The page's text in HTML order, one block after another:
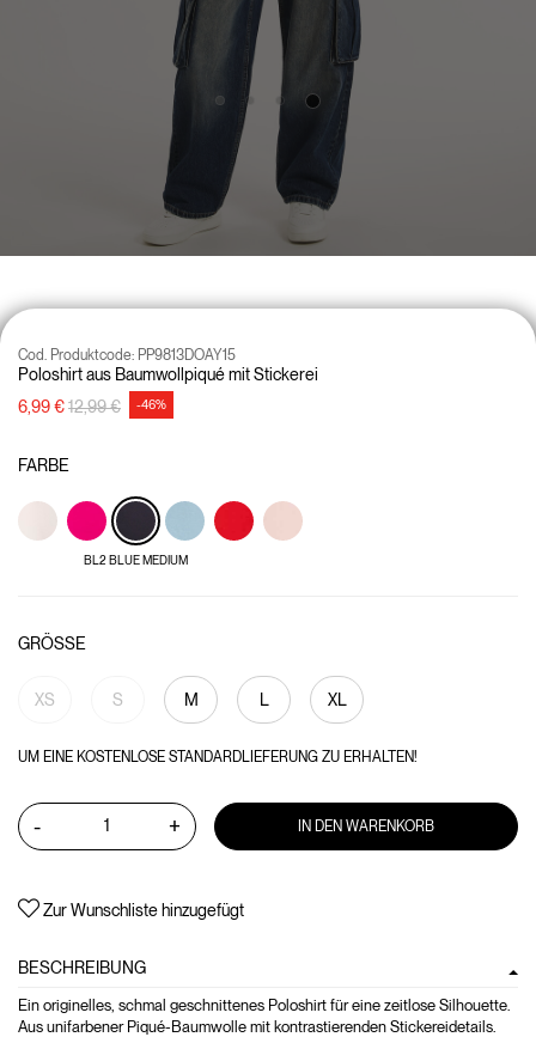
Poloshirt aus Baumwollpiqué mit Stickerei
Cod. Produktcode: PP9813DOAY15
6,99 €Preisreduzierung von
12,99 €auf-46%
FARBE
BL2 BLUE MEDIUM
GRÖSSE
XS S M L XL
UM EINE KOSTENLOSE STANDARDLIEFERUNG ZU ERHALTEN!
- + IN DEN WARENKORB
Zur Wunschliste hinzugefügt
BESCHREIBUNG
Ein originelles, schmal geschnittenes Poloshirt für eine zeitlose Silhouette.
Aus unifarbener Piqué-Baumwolle mit kontrastierenden Stickereidetails.